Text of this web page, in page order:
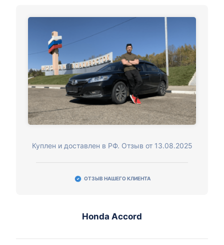
Куплен и доставлен в РФ. Отзыв от 13.08.2025
ОТЗЫВ НАШЕГО КЛИЕНТА
Honda Accord